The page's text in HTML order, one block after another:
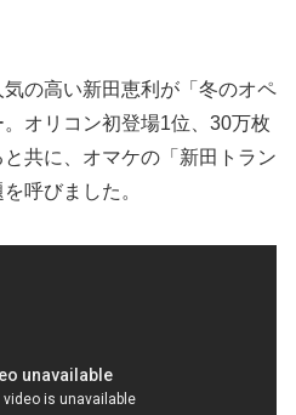
の高い新田恵利が「冬のオペ
オリコン初登場1位、30万枚
共に、オマケの「新田トラン
呼びました。